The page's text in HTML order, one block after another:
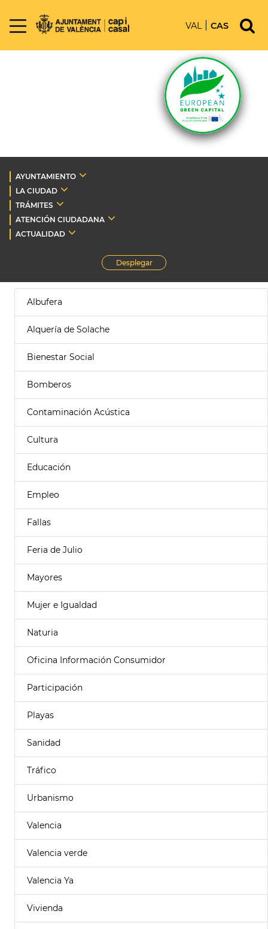
VAL CAS
AYUNTAMIENTO
LA CIUDAD
TRÁMITES
ATENCIÓN CIUDADANA
ACTUALIDAD
Desplegar
Albufera
Alquería de Solache
Bienestar Social
Bomberos
Contaminación Acústica
Cultura
Educación
Empleo
Fallas
Feria de Julio
Mayores
Mujer e Igualdad
Naturia
Oficina Información Consumidor
Participación
Playas
Sanidad
Tráfico
Urbanismo
Valencia
Valencia verde
Valencia Ya
Vivienda